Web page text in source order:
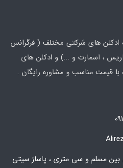
ادکلن های شرکتی مختلف ( فرگرانس
، اسمارت و ...) و ادکلن های
قیمت مناسب و مشاوره رایگان .
بین مسلم و سی متری ، پاساژ سیتی